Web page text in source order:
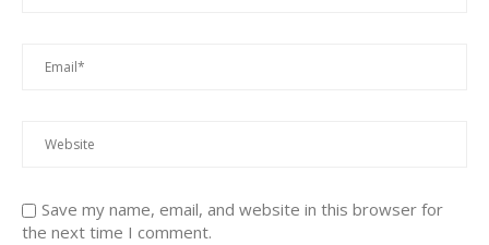
Save my name, email, and website in this browser for
the next time I comment.